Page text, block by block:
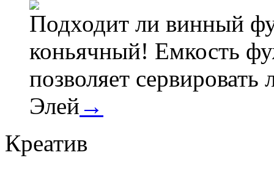
Подходит ли винный
коньячный! Емкость
позволяет
Элей →
Креатив